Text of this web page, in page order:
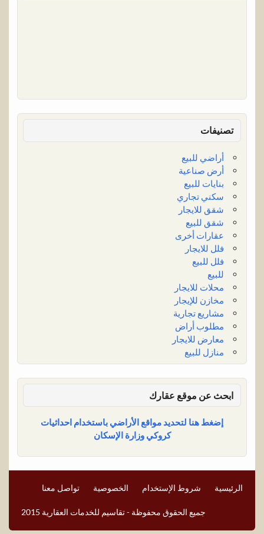
تصنيفات
أراضي للبيع
أرض صناعية
بنايات للبيع
سكني تجاري
شقق للايجار
شقق للبيع
عقارات أخرى
فلل للايجار
فلل للبيع
للبيع
محلات للايجار
مخازن للإيجار
مشاريع تجارية
مطلوب أراض
معارض للايجار
منازل للبيع
ابحث عن موقع عقارك
إضغط هنا لتحديد مواقع الأراضي باستخدام احداثيات
كروكي وزارة الإسكان
الرئيسية شروط الإستخدام الخصوصية تواصل معنا
جميع الحقوق محفوظة - تقاسيم للخدمات العقارية 2015